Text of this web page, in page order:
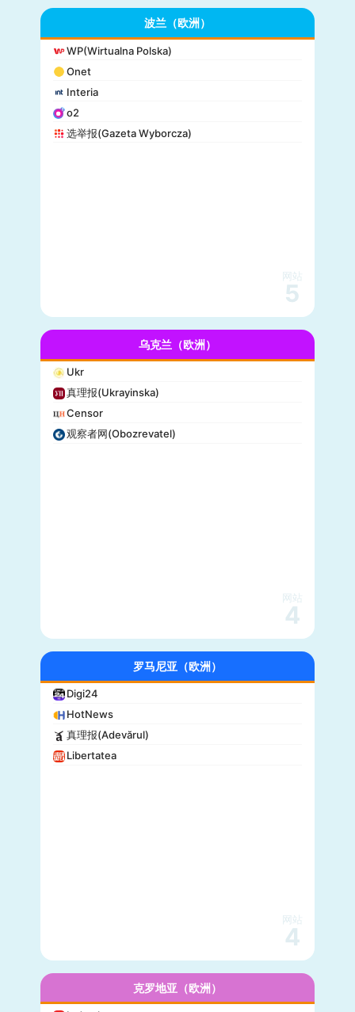
波兰（欧洲）
WP(Wirtualna Polska)
Onet
Interia
o2
选举报(Gazeta Wyborcza)
网站
5
乌克兰（欧洲）
Ukr
真理报(Ukrayinska)
Censor
观察者网(Obozrevatel)
网站
4
罗马尼亚（欧洲）
Digi24
HotNews
真理报(Adevărul)
Libertatea
网站
4
克罗地亚（欧洲）